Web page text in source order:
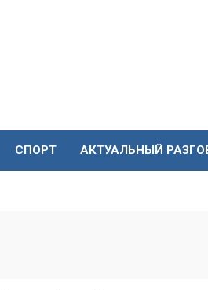
СПОРТ АКТУАЛЬНЫЙ